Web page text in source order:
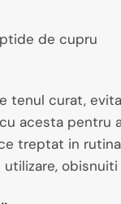
de cupru
tenul curat,
acesta pentru
treptat in